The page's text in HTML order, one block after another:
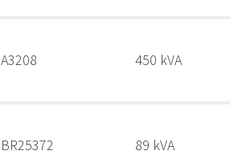
A3208 450 kVA
BR25372 89 kVA